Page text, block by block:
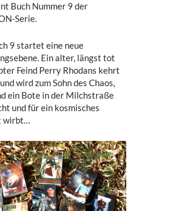
Buch Nummer 9 der
Serie.
9 startet eine neue
Ein alter, längst tot
Feind Perry Rhodans kehrt
wird zum Sohn des Chaos,
ein Bote in der Milchstraße
und für ein kosmisches
wirbt…